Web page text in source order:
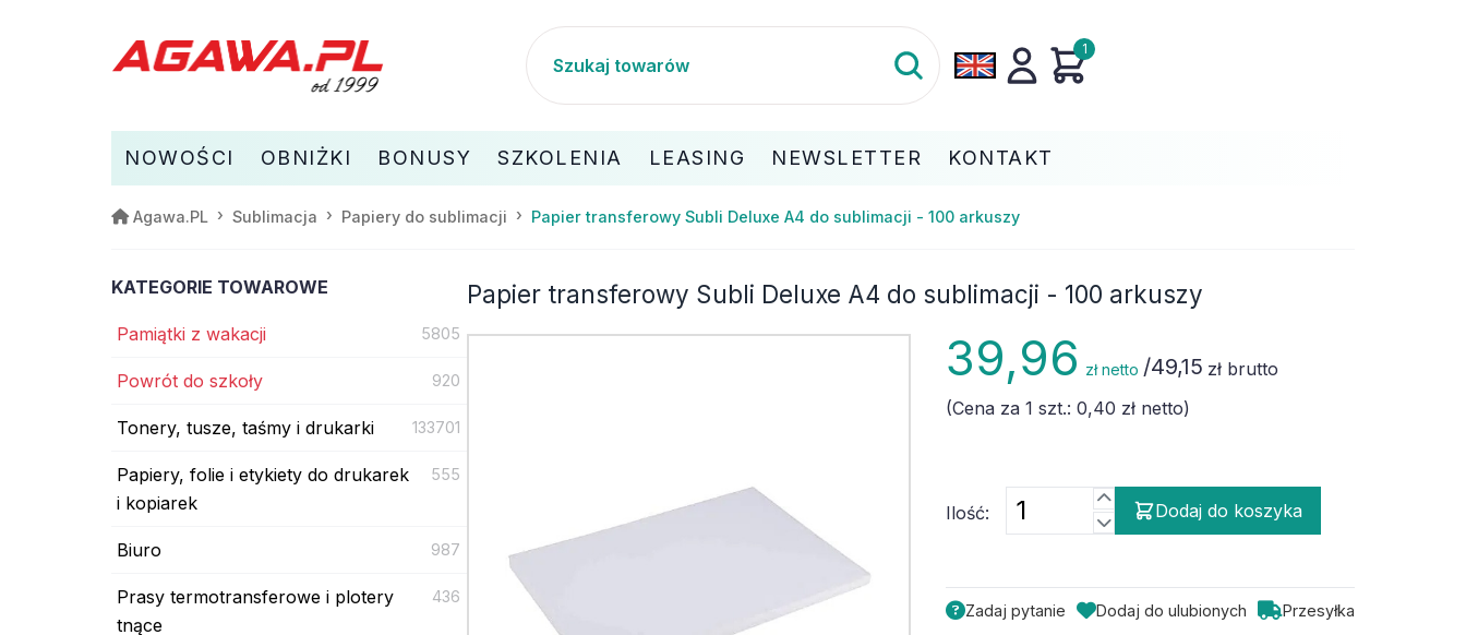
1
NOWOŚCI OBNIŻKI BONUSY SZKOLENIA LEASING NEWSLETTER KONTAKT
Agawa.PL Sublimacja Papiery do sublimacji Papier transferowy Subli Deluxe A4 do sublimacji - 100 arkuszy
KATEGORIE TOWAROWE
Pamiątki z wakacji 5805
Powrót do szkoły 920
Tonery, tusze, taśmy i drukarki 133701
Papiery, folie i etykiety do drukarek
i kopiarek
555
Biuro 987
Prasy termotransferowe i plotery
tnące
436
Papier transferowy Subli Deluxe A4 do sublimacji - 100 arkuszy
39,96 zł netto /49,15 zł brutto
(Cena za 1 szt.: 0,40 złnetto)
Ilość: Dodaj do koszyka
Zadaj pytanie Dodaj do ulubionych Przesyłka